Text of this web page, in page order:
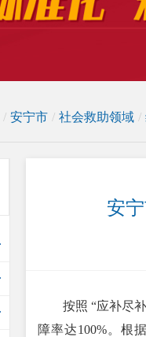
/ 安宁市 / 社会救助领域 /
安
按照 “应补尽补
障率达100%。根